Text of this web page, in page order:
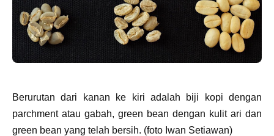
Berurutan dari kanan ke kiri adalah biji kopi dengan
parchment atau gabah, green bean dengan kulit ari dan
green bean yang telah bersih. (foto Iwan Setiawan)